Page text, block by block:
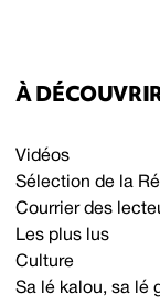
À
Vidéos
Sélection de la
Courrier des
Les plus lus
Culture
Sa lé kalou, sa lé